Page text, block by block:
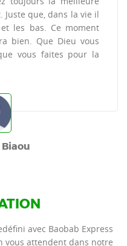
que, dans la vie il
les bas. Ce moment
bien. Que Dieu vous
vous faites pour la
avec Baobab Express
vous attendent dans notre